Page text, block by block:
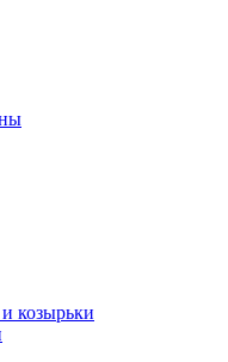
козырьки